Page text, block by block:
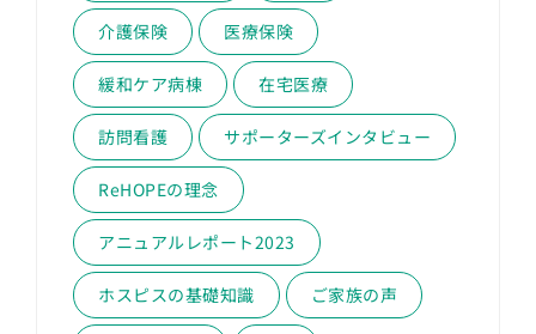
介護保険 医療保険
緩和ケア病棟 在宅医療
訪問看護 サポーターズインタビュー
ReHOPEの理念
アニュアルレポート2023
ホスピスの基礎知識 ご家族の声